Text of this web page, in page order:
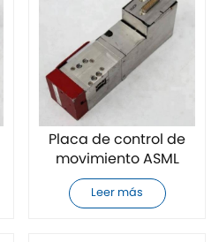
Placa de control de
movimiento ASML
4022.651.45764
completamente
Leer más